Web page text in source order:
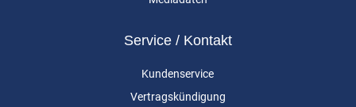
Service / Kontakt
Kundenservice
Vertragskündigung